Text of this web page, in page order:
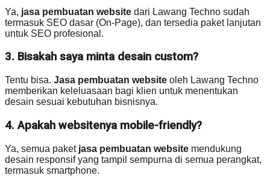
Ya, jasa pembuatan website dari Lawang Techno sudah
termasuk SEO dasar (On-Page), dan tersedia paket lanjutan
untuk SEO profesional.
3. Bisakah saya minta desain custom?
Tentu bisa. Jasa pembuatan website oleh Lawang Techno
memberikan keleluasaan bagi klien untuk menentukan
desain sesuai kebutuhan bisnisnya.
4. Apakah websitenya mobile-friendly?
Ya, semua paket jasa pembuatan website mendukung
desain responsif yang tampil sempurna di semua perangkat,
termasuk smartphone.